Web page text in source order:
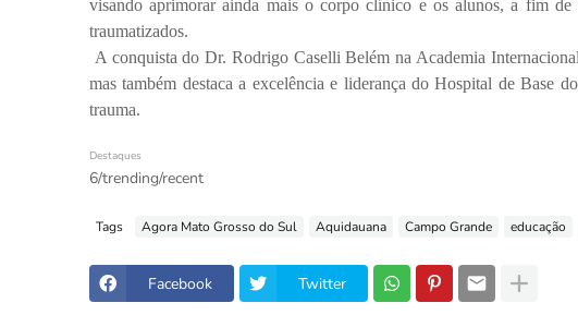
visando aprimorar ainda mais o corpo clínico e os alunos, a fim de
traumatizados.
A conquista do Dr. Rodrigo Caselli Belém na Academia
mas também destaca a excelência e liderança do Hospital de Base
trauma.
Destaques
6/trending/recent
Tags Agora Mato Grosso do Sul Aquidauana Campo Grande educação
Facebook Twitter